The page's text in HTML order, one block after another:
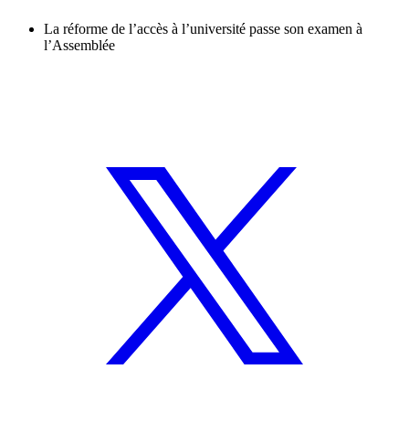
La réforme de l’accès à l’université passe son examen à
l’Assemblée